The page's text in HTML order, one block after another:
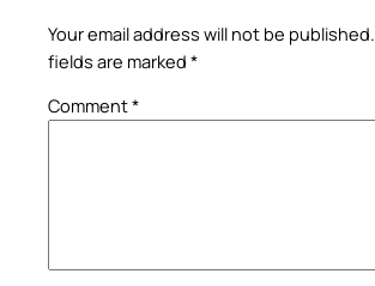
Your email address will not be published.
fields are marked *
Comment*